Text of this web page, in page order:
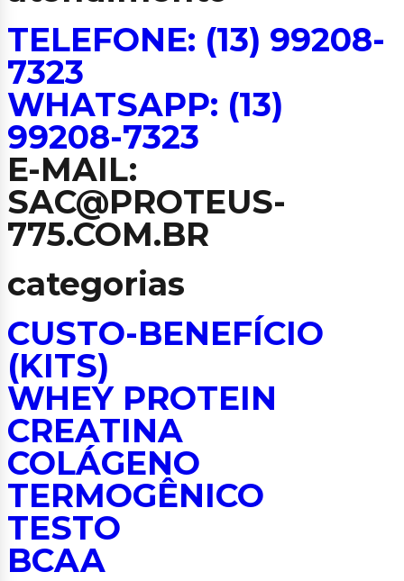
TELEFONE: (13) 99208-
7323
WHATSAPP: (13)
99208-7323
E-MAIL:
SAC@PROTEUS-
775.COM.BR
categorias
CUSTO-BENEFÍCIO
(KITS)
WHEY PROTEIN
CREATINA
COLÁGENO
TERMOGÊNICO
TESTO
BCAA